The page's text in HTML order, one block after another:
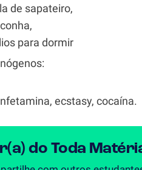
de sapateiro,
para dormir
ecstasy, cocaína.
do Toda